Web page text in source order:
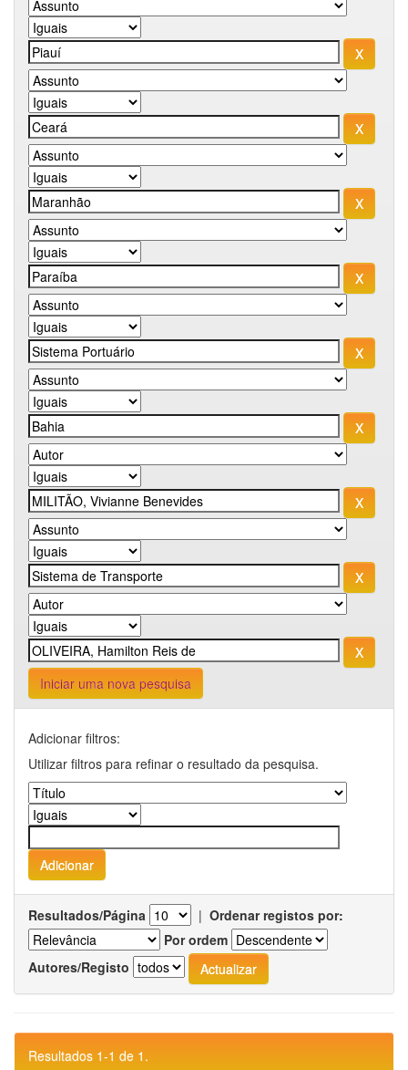
Iniciar uma nova pesquisa
Adicionar filtros:
Utilizar filtros para refinar o resultado da pesquisa.
Resultados/Página | Ordenar registos por:
Por ordem
Autores/Registo
Resultados 1-1 de 1.